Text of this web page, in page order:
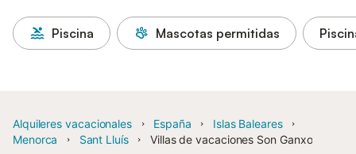
Piscina Mascotas permitidas
Alquileres vacacionales España
Islas Baleares
Menorca
Sant Lluís Villas de vacaciones Son Ganxo